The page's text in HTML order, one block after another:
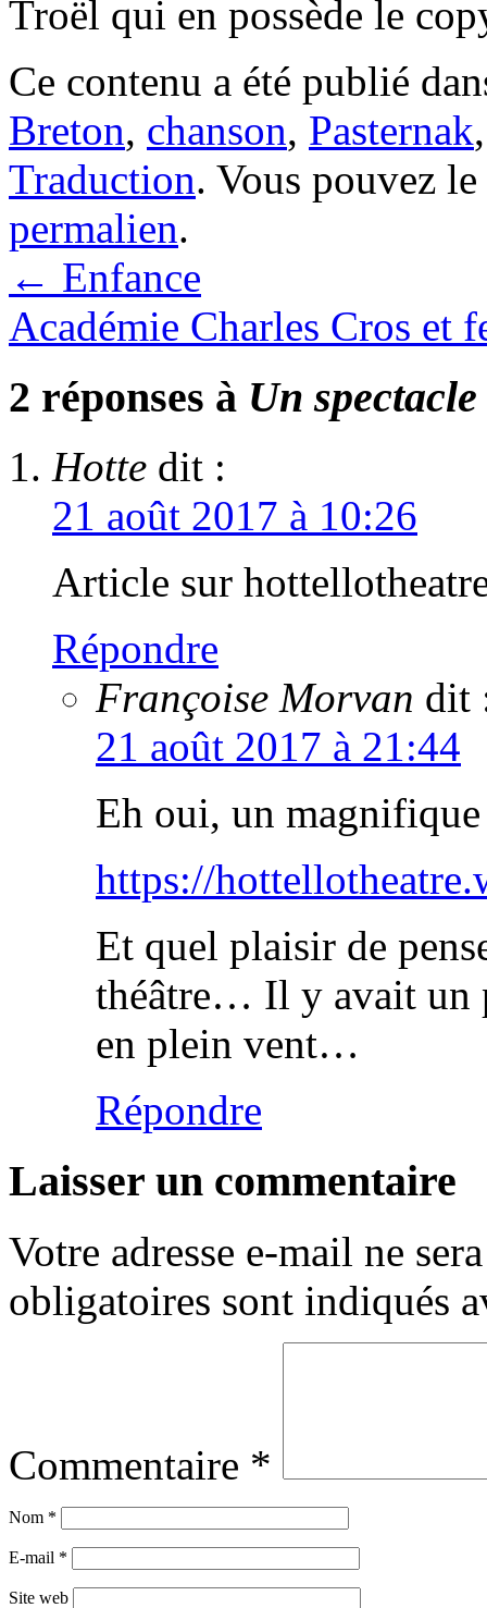
Troël qui en possède le
Ce contenu a été publié
Breton, chanson, Pasternak
Traduction. Vous pouvez
permalien.
← Enfance
Académie Charles Cros et
2 réponses à Un
Hotte dit :
21 août 2017 à 10:26
Article sur
Répondre
Françoise Morvan dit
21 août 2017 à 21:44
Eh oui, un
https://
Et quel plaisir de
théâtre… Il y avait un
en plein vent…
Répondre
Laisser un commentaire
Votre adresse e-mail ne
obligatoires sont indiqués
Commentaire *
Nom *
E-mail *
Site web